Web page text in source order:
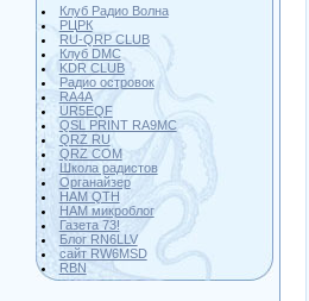
Клуб Радио Волна
РЦРК
RU-QRP CLUB
Клуб DMC
KDR CLUB
Радио островок
RA4A
UR5EQF
QSL PRINT RA9MC
QRZ RU
QRZ COM
Школа радистов
Органайзер
HAM QTH
HAM микроблог
Газета 73!
Блог RN6LLV
сайт RW6MSD
RBN